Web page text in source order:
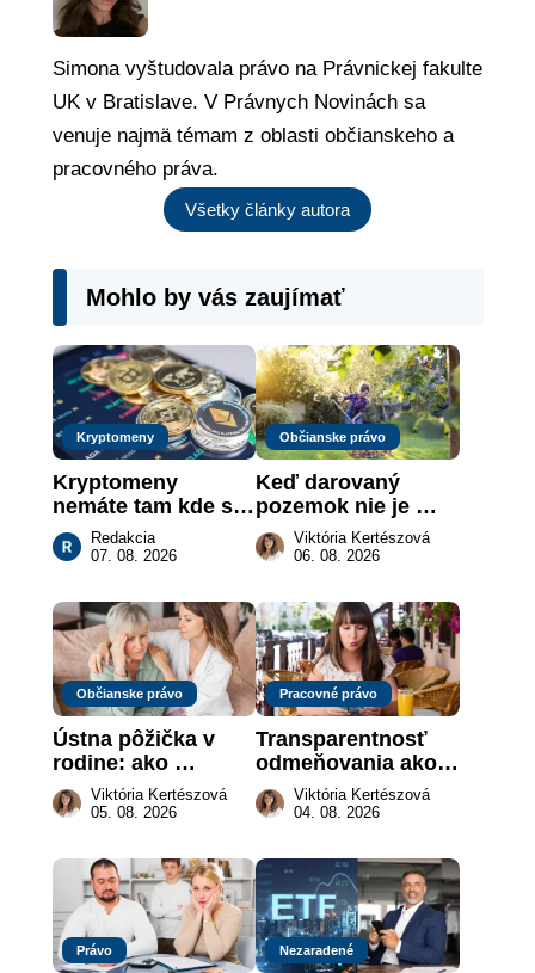
Simona vyštudovala právo na Právnickej fakulte
UK v Bratislave. V Právnych Novinách sa
venuje najmä témam z oblasti občianskeho a
pracovného práva.
Všetky články autora
Mohlo by vás zaujímať
Kryptomeny
Kryptomeny
nemáte tam kde si
myslíte: Viete, kde
sa naozaj
Redakcia
07. 08. 2026
Občianske právo
Keď darovaný
pozemok nie je
„hotová vec“: kedy
môže darca žiadať
Viktória Kertészová
06. 08. 2026
Občianske právo
Ústna pôžička v
rodine: ako
vymôcť peniaze,
keď na papieri nie
Viktória Kertészová
05. 08. 2026
Pracovné právo
Transparentnosť
odmeňovania ako
právna povinnosť:
revolúcia na
práce
Viktória Kertészová
04. 08. 2026
Právo Nezaradené